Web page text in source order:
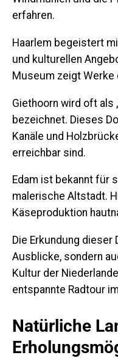
erfahren.
Haarlem begeistert
und kulturellen
Museum zeigt Werke
Giethoorn wird oft als
bezeichnet. Dieses
Kanäle und
erreichbar sind.
Edam ist bekannt für
malerische Altstadt.
Käseproduktion
Die Erkundung
Ausblicke, sondern
Kultur der
entspannte Radtour
Natürliche